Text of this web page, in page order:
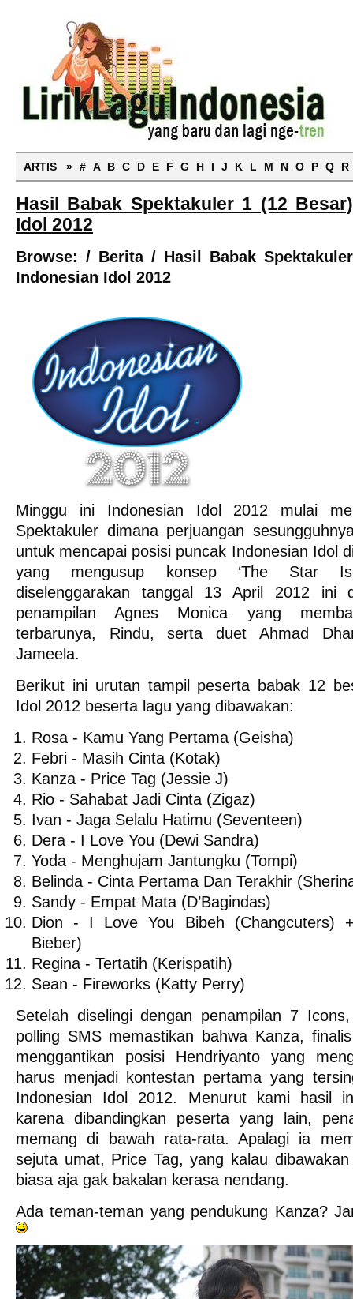
ARTIS » # A B C D E F G H I J K L M N O P Q R
Hasil Babak Spektakuler 1 (12
Idol 2012
Browse: / Berita/ Hasil Babak
Indonesian Idol 2012
Minggu ini Indonesian Idol 2012 mulai
Spektakuler dimana perjuangan
untuk mencapai posisi puncak Indonesian Idol
yang mengusup konsep ‘The Star
diselenggarakan tanggal 13 April 2012 ini
penampilanAgnes Monica yang
terbarunya, Rindu, serta duet Ahmad
Jameela.
Berikut ini urutan tampil peserta babak 12
Idol 2012 beserta lagu yang dibawakan:
Rosa - Kamu Yang Pertama (Geisha)
Febri - Masih Cinta (Kotak)
Kanza - Price Tag (Jessie J)
Rio - Sahabat Jadi Cinta (Zigaz)
Ivan - Jaga Selalu Hatimu (Seventeen)
Dera - I Love You (Dewi Sandra)
Yoda - Menghujam Jantungku (Tompi)
Belinda - Cinta Pertama Dan Terakhir
Sandy - Empat Mata (D’Bagindas)
Dion - I Love You Bibeh (Changcuters)
Bieber)
Regina - Tertatih (Kerispatih)
Sean - Fireworks (Katty Perry)
Setelah diselingi dengan penampilan 7
polling SMS memastikan bahwa Kanza,
menggantikan posisi Hendriyanto yang
harus menjadi kontestan pertama yang
Indonesian Idol 2012. Menurut kami hasil
karena dibandingkan peserta yang lain,
memang di bawah rata-rata. Apalagi ia
sejuta umat, Price Tag, yang kalau
biasa aja gak bakalan kerasa nendang.
Ada teman-teman yang pendukung Kanza?